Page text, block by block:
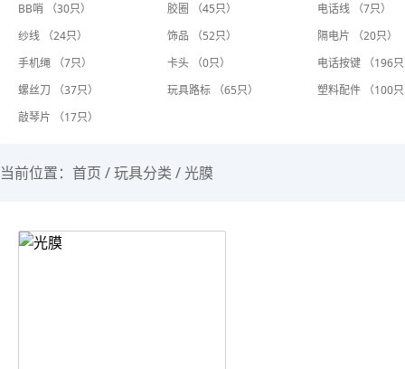
BB哨 （30只）
胶圈 （45只）
电话线 （7只）
纱线 （24只）
饰品 （52只）
隔电片 （20只）
手机绳 （7只）
卡头 （0只）
电话按键 （196
螺丝刀 （37只）
玩具路标 （65只）
塑料配件 （100
敲琴片 （17只）
当前位置： 首页 /玩具分类 / 光膜